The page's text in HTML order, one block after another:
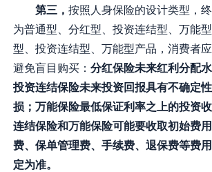
第三， 按照人身保险的设计类型，
为普通型、分红型、投资连结型、万能
型、投资连结型、万能型产品，消费者
避免盲目购买： 分红保险未来红利分配
投资连结保险未来投资回报具有不确定
损；万能保险最低保证利率之上的投资
连结保险和万能保险可能要收取初始费
费、保单管理费、手续费、退保费等费
定为准。